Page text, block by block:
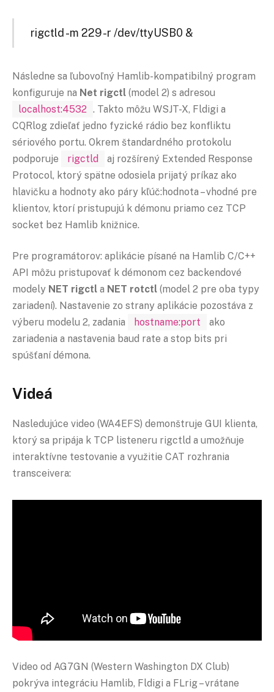
rigctld -m 229 -r /dev/ttyUSB0 &
Následne sa ľubovoľný Hamlib-kompatibilný program
konfiguruje na Net rigctl (model 2) s adresou
localhost:4532 . Takto môžu WSJT-X, Fldigi a
CQRlog zdieľať jedno fyzické rádio bez konfliktu
sériového portu. Okrem štandardného protokolu
podporuje
rigctld
aj rozšírený Extended Response
Protocol, ktorý spätne odosiela prijatý príkaz ako
hlavičku a hodnoty ako páry kľúč:hodnota – vhodné pre
klientov, ktorí pristupujú k démonu priamo cez TCP
socket bez Hamlib knižnice.
Pre programátorov: aplikácie písané na Hamlib C/C++
API môžu pristupovať k démonom cez backendové
modely NET rigctl a NET rotctl (model 2 pre oba typy
zariadení). Nastavenie zo strany aplikácie pozostáva z
výberu modelu 2, zadania
hostname:port
ako
zariadenia a nastavenia baud rate a stop bits pri
spúšťaní démona.
Videá
Nasledujúce video (WA4EFS) demonštruje GUI klienta,
ktorý sa pripája k TCP listeneru rigctld a umožňuje
interaktívne testovanie a využitie CAT rozhrania
transceivera:
Video od AG7GN (Western Washington DX Club)
pokrýva integráciu Hamlib, Fldigi a FLrig – vrátane